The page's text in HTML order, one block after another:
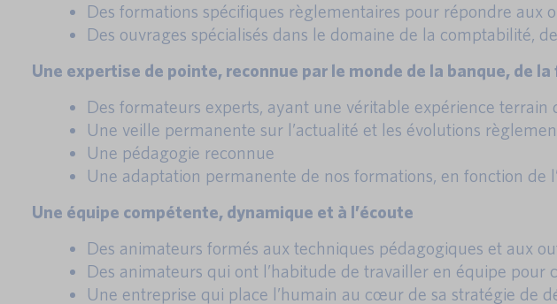
Des formations spécifiques règlementaires pour répondre
Des ouvrages spécialisés dans le domaine de la comptabilité,
Une expertise de pointe, reconnue par le monde de la banque, de la
Des formateurs experts, ayant une véritable expérience terrain
Une veille permanente sur l’actualité et les évolutions
Une pédagogie reconnue
Une adaptation permanente de nos formations, en fonction de
Une équipe compétente, dynamique et à l’écoute
Des animateurs formés aux techniques pédagogiques et aux
Des animateurs qui ont l’habitude de travailler en équipe
Une entreprise qui place l’humain au cœur de sa stratégie de